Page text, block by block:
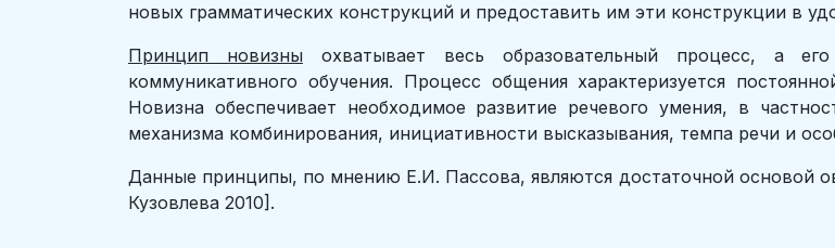
новых грамматических конструкций и предоставить им эти конструкции в
Принцип новизныохватывает весь образовательный процесс, а
коммуникативного обучения. Процесс общения характеризуется
Новизна обеспечивает необходимое развитие речевого умения, в
механизма комбинирования, инициативности высказывания, темпа речи и
Данные принципы, по мнению Е.И. Пассова, являются достаточной основой
Кузовлева 2010].